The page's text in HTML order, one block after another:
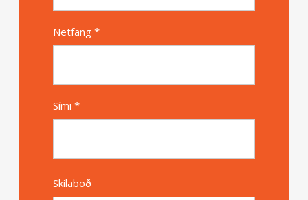
Netfang *
Sími *
Skilaboð